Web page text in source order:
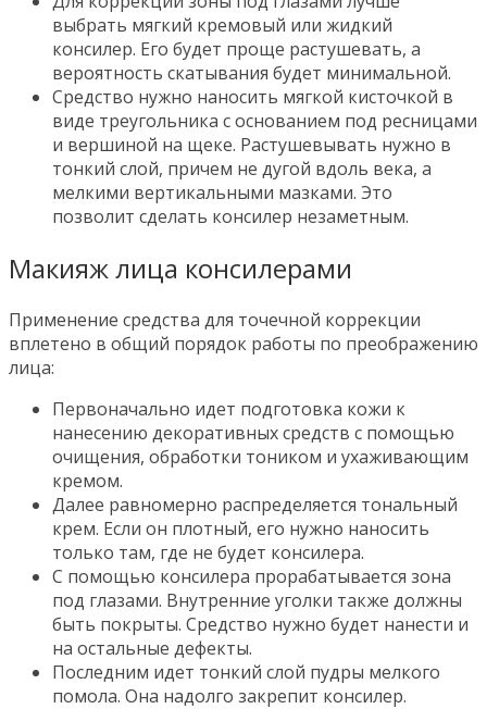
выбрать мягкий кремовый или жидкий
консилер. Его будет проще растушевать, а
вероятность скатывания будет минимальной.
Средство нужно наносить мягкой кисточкой в
виде треугольника с основанием под ресницами
и вершиной на щеке. Растушевывать нужно в
тонкий слой, причем не дугой вдоль века, а
мелкими вертикальными мазками. Это
позволит сделать консилер незаметным.
Макияж лица консилерами
Применение средства для точечной коррекции
вплетено в общий порядок работы по преображению
лица:
Первоначально идет подготовка кожи к
нанесению декоративных средств с помощью
очищения, обработки тоником и ухаживающим
кремом.
Далее равномерно распределяется тональный
крем. Если он плотный, его нужно наносить
только там, где не будет консилера.
С помощью консилера прорабатывается зона
под глазами. Внутренние уголки также должны
быть покрыты. Средство нужно будет нанести и
на остальные дефекты.
Последним идет тонкий слой пудры мелкого
помола. Она надолго закрепит консилер.